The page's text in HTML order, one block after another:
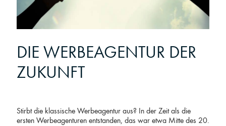
DIE WERBEAGENTUR DER
ZUKUNFT
Stirbt die klassische Werbeagentur aus? In der Zeit als die
ersten Werbeagenturen entstanden, das war etwa Mitte des 20.